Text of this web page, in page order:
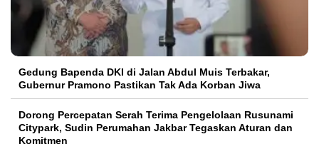
Gedung Bapenda DKI di Jalan Abdul Muis Terbakar,
Gubernur Pramono Pastikan Tak Ada Korban Jiwa
Dorong Percepatan Serah Terima Pengelolaan Rusunami
Citypark, Sudin Perumahan Jakbar Tegaskan Aturan dan
Komitmen